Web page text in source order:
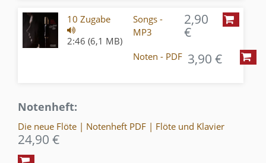
10 Zugabe
2:46 (6,1 MB)
Songs -
MP3
2,90
€
Noten - PDF 3,90 €
Notenheft:
Die neue Flöte | Notenheft PDF | Flöte und Klavier
24,90 €